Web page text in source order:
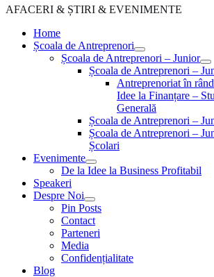
AFACERI & ȘTIRI & EVENIMENTE
Home
Școala de Antreprenori
Școala de Antreprenori – Junior
Școala de Antreprenori –
Antreprenoriat în
Idee la Finanțare –
Generală
Școala de Antreprenori –
Școala de Antreprenori –
Școlari
Evenimente
De la Idee la Business Profitabil
Speakeri
Despre Noi
Pin Posts
Contact
Parteneri
Media
Confidențialitate
Blog